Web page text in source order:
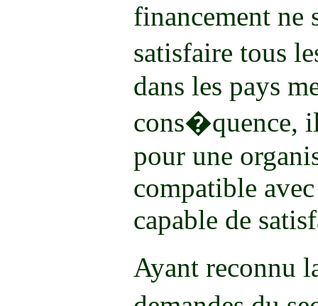
financement ne
satisfaire tous
dans les pays
cons�quence,
pour une
compatible
capable de
Ayant reconnu